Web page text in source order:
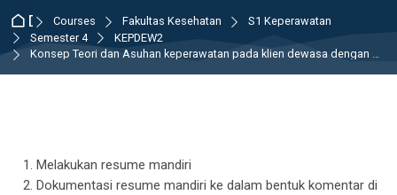
Dashboard
Courses Fakultas Kesehatan
S1 Keperawatan
Semester 4
KEPDEW2
Konsep Teori dan Asuhan keperawatan pada klien dewasa dengan gangguan sistem endokrin: Diabetes Melitus
Melakukan resume mandiri
Dokumentasi resume mandiri ke dalam bentuk komentar di